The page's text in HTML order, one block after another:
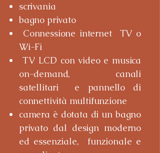
scrivania
bagno privato
Connessione internet TV o
Wi-Fi
TV LCD con video e musica
on-demand, canali
satellitari e pannello di
connettività multifunzione
camera è dotata di un bagno
privato dal design moderno
ed essenziale, funzionale e